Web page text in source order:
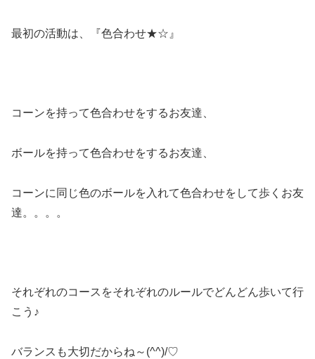
最初の活動は、『色合わせ★☆』
コーンを持って色合わせをするお友達、
ボールを持って色合わせをするお友達、
コーンに同じ色のボールを入れて色合わせをして歩くお友
達。。。。
それぞれのコースをそれぞれのルールでどんどん歩いて行
こう♪
バランスも大切だからね～(^^)/♡